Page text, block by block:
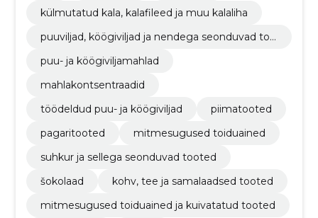
külmutatud kala, kalafileed ja muu kalaliha
puuviljad, köögiviljad ja nendega seonduvad too
puu- ja köögiviljamahlad
mahlakontsentraadid
töödeldud puu- ja köögiviljad
piimatooted
pagaritooted
mitmesugused toiduained
suhkur ja sellega seonduvad tooted
šokolaad
kohv, tee ja samalaadsed tooted
mitmesugused toiduained ja kuivatatud tooted